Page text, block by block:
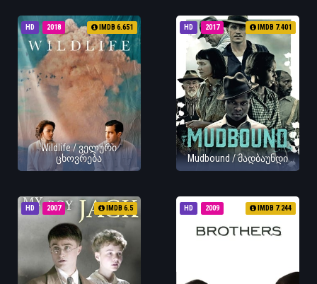
HD 2018 IMDB 6.651
Wildlife / ველური
ცხოვრება
HD 2017 IMDB 7.401
Mudbound / მადბაუნდი
HD 2007 IMDB 6.5 HD 2009 IMDB 7.244